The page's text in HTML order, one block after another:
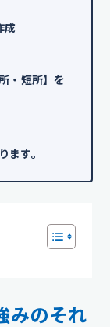
成
・短所】を
ます。
みのそれ